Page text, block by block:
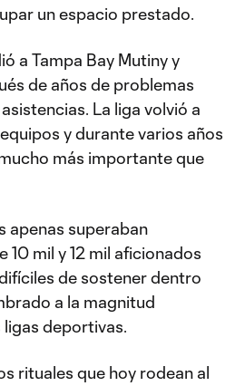
un espacio prestado.
a Tampa Bay Mutiny y
de años de problemas
La liga volvió a
y durante varios años
más importante que
apenas superaban
10 mil y 12 mil aficionados
de sostener dentro
a la magnitud
deportivas.
rituales que hoy rodean al